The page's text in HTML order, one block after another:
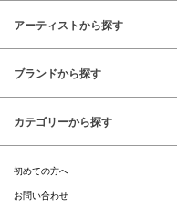
アーティストから探す
ブランドから探す
カテゴリーから探す
初めての方へ
お問い合わせ